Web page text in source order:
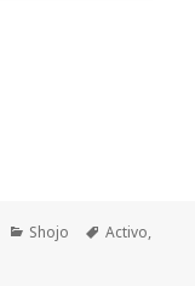
Categorías
Shojo Etiquetas
Activo,